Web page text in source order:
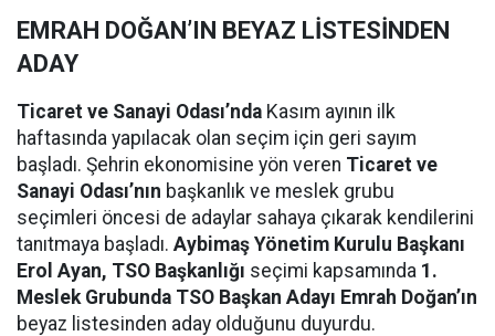
EMRAH DOĞAN’IN BEYAZ LİSTESİNDEN
ADAY
Ticaret ve Sanayi Odası’nda Kasım ayının ilk
haftasında yapılacak olan seçim için geri sayım
başladı. Şehrin ekonomisine yön veren Ticaret ve
Sanayi Odası’nın başkanlık ve meslek grubu
seçimleri öncesi de adaylar sahaya çıkarak kendilerini
tanıtmaya başladı. Aybimaş Yönetim Kurulu Başkanı
Erol Ayan, TSO Başkanlığı seçimi kapsamında 1.
Meslek Grubunda TSO Başkan Adayı Emrah Doğan’ın
beyaz listesinden aday olduğunu duyurdu.